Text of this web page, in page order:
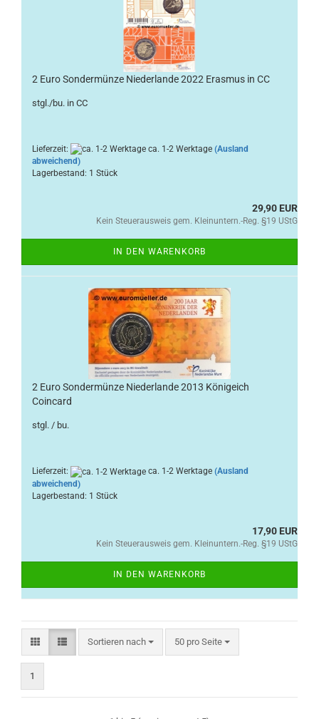
2 Euro Sondermünze Niederlande 2022 Erasmus in CC
stgl./bu. in CC
Lieferzeit: ca. 1-2 Werktage (Ausland
abweichend)
Lagerbestand: 1 Stück
29,90 EUR
Kein Steuerausweis gem. Kleinuntern.-Reg. §19 UStG
IN DEN WARENKORB
2 Euro Sondermünze Niederlande 2013 Königeich
Coincard
stgl. / bu.
Lieferzeit: ca. 1-2 Werktage (Ausland
abweichend)
Lagerbestand: 1 Stück
17,90 EUR
Kein Steuerausweis gem. Kleinuntern.-Reg. §19 UStG
IN DEN WARENKORB
Sortieren nach
Sortieren nach 50 pro Seite
pro Seite
1